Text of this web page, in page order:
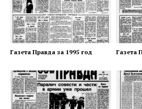
Газета Правда за 1995 год Газета